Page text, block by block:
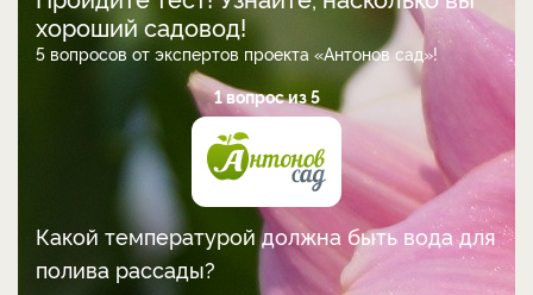
хороший садовод!
5 вопросов от экспертов проекта «Антонов сад»!
1 вопрос из 5
Какой температурой должна быть вода для
полива рассады?